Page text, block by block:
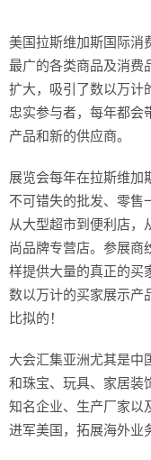
美国拉斯维加斯国际消
最广的各类商品及消费
扩大，吸引了数以万计
忠实参与者，每年都会
产品和新的供应商。
展览会每年在拉斯维加
不可错失的批发、零售
从大型超市到便利店，
尚品牌专营店。参展商
样提供大量的真正的买
数以万计的买家展示产
比拟的！
大会汇集亚洲尤其是中
和珠宝、玩具、家居装
知名企业、生产厂家以
进军美国，拓展海外业